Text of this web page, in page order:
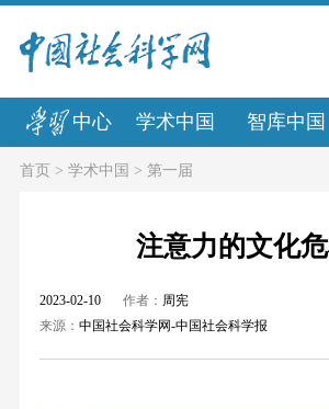
中心 学术中国 智库中国
首页> 学术中国 > 第一届
注意力的文化
2023-02-10 作者： 周宪
来源： 中国社会科学网-中国社会科学报